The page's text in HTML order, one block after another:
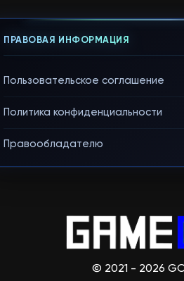
ПРАВОВАЯ ИНФОРМАЦИЯ
Пользовательское соглашение
Политика конфиденциальности
Правообладателю
© 2021 - 2026